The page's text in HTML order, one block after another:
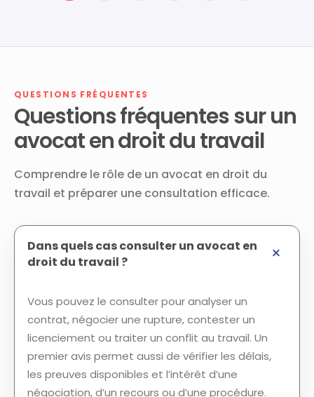
QUESTIONS FRÉQUENTES
Questions fréquentes sur un
avocat en droit du travail
Comprendre le rôle de un avocat en droit du
travail et préparer une consultation efficace.
Dans quels cas consulter un avocat en
droit du travail ?
Vous pouvez le consulter pour analyser un
contrat, négocier une rupture, contester un
licenciement ou traiter un conflit au travail. Un
premier avis permet aussi de vérifier les délais,
les preuves disponibles et l’intérêt d’une
négociation, d’un recours ou d’une procédure.